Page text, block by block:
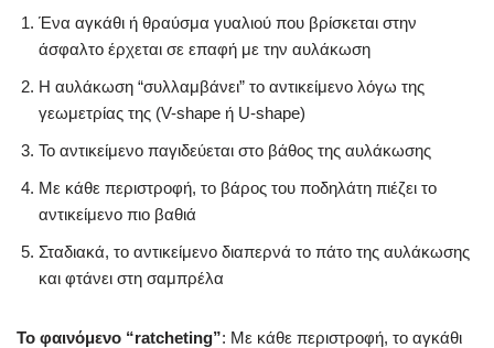
Ένα αγκάθι ή θραύσμα γυαλιού που βρίσκεται στην
άσφαλτο έρχεται σε επαφή με την αυλάκωση
Η αυλάκωση “συλλαμβάνει” το αντικείμενο λόγω της
γεωμετρίας της (V-shape ή U-shape)
Το αντικείμενο παγιδεύεται στο βάθος της αυλάκωσης
Με κάθε περιστροφή, το βάρος του ποδηλάτη πιέζει το
αντικείμενο πιο βαθιά
Σταδιακά, το αντικείμενο διαπερνά το πάτο της αυλάκωσης
και φτάνει στη σαμπρέλα
Το φαινόμενο “ratcheting”: Με κάθε περιστροφή, το αγκάθι